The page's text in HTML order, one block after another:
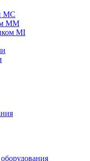
MC
ММ
MI